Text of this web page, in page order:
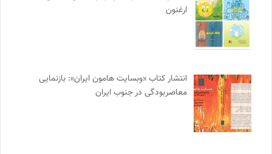
ارغنون
انتشار کتاب «وبسایت هامون ایران»: بازنمایی
معاصربودگی در جنوب ایران